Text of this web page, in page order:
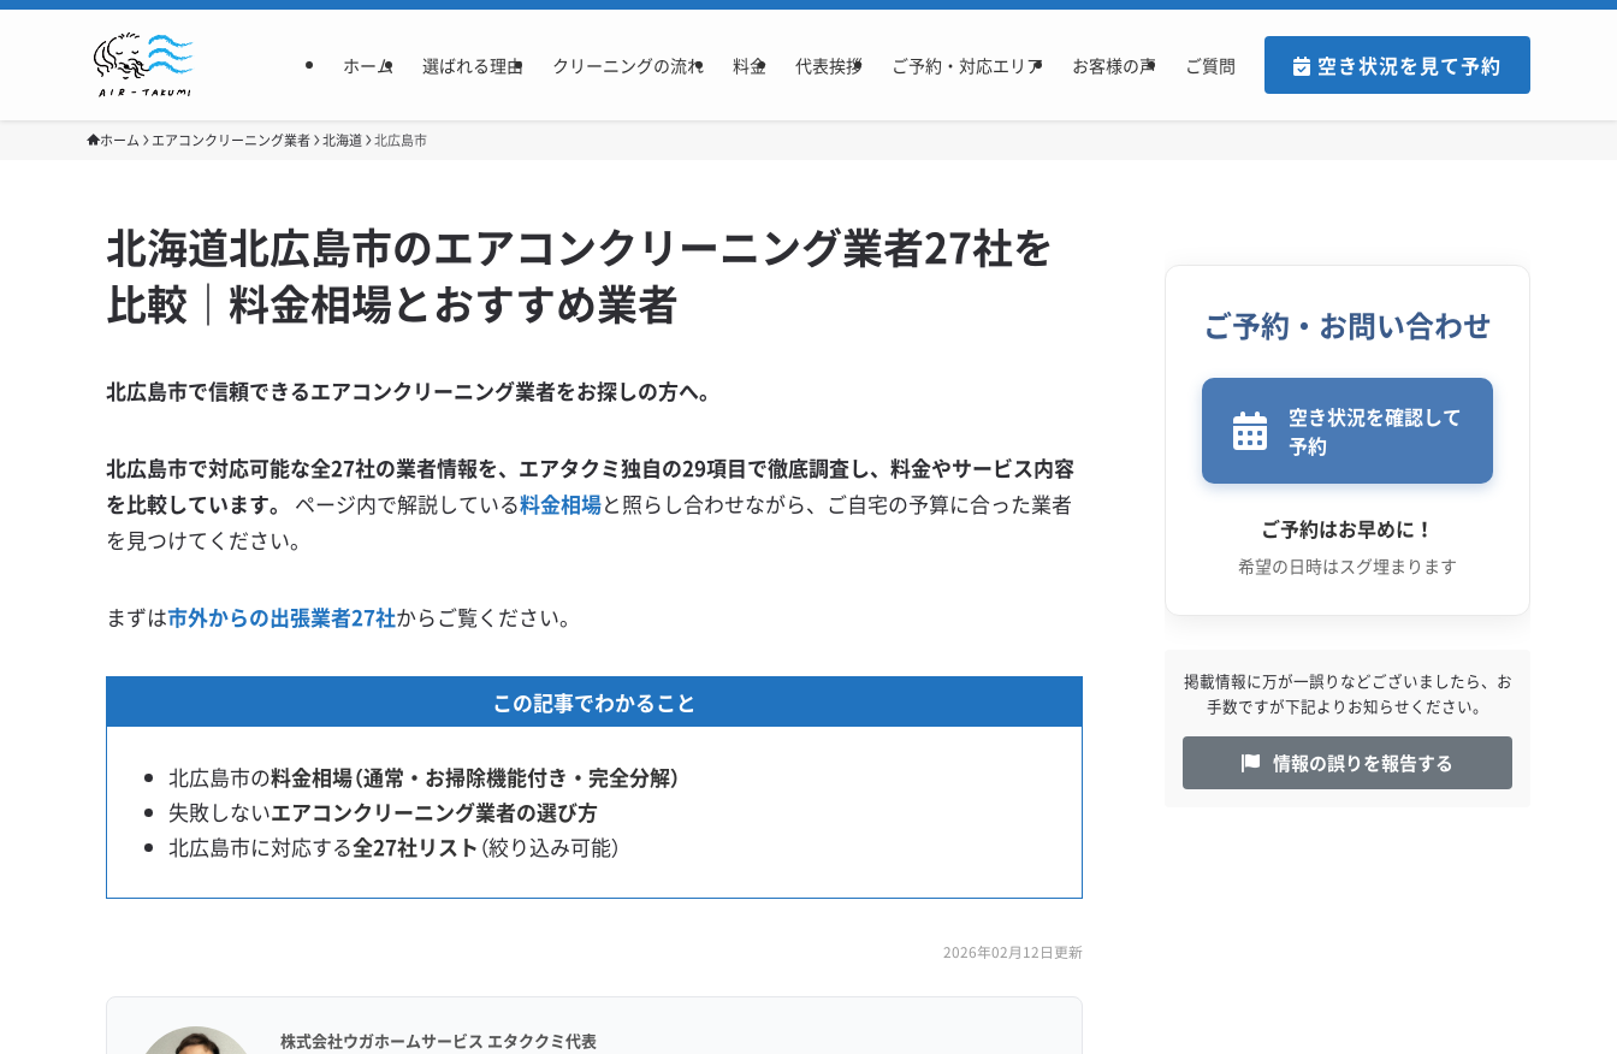
ホーム 選ばれる理由 クリーニングの流れ 料金 代表挨拶 ご予約・対応エリア お客様の声 ご質問 空き状況を見て予約
ホーム エアコンクリーニング業者 北海道 北広島市
北海道北広島市のエアコンクリーニング業者27社を
比較｜料金相場とおすすめ業者
北広島市で信頼できるエアコンクリーニング業者をお探しの方へ。
北広島市で対応可能な全27社の業者情報を、エアタクミ独自の29項目で徹底調査し、料金やサービス内容
を比較しています。
ページ内で解説している料金相場と照らし合わせながら、ご自宅の予算に合った業者
を見つけてください。
まずは市外からの出張業者27社からご覧ください。
この記事でわかること
北広島市の料金相場（通常・お掃除機能付き・完全分解）
失敗しないエアコンクリーニング業者の選び方
北広島市に対応する全27社リスト （絞り込み可能）
2026年02月12日更新
株式会社ウガホームサービス エタククミ代表
ご予約・お問い合わせ
空き状況を確認して
予約
ご予約はお早めに！
希望の日時はスグ埋まります
掲載情報に万が一誤りなどございましたら、お
手数ですが下記よりお知らせください。
情報の誤りを報告する